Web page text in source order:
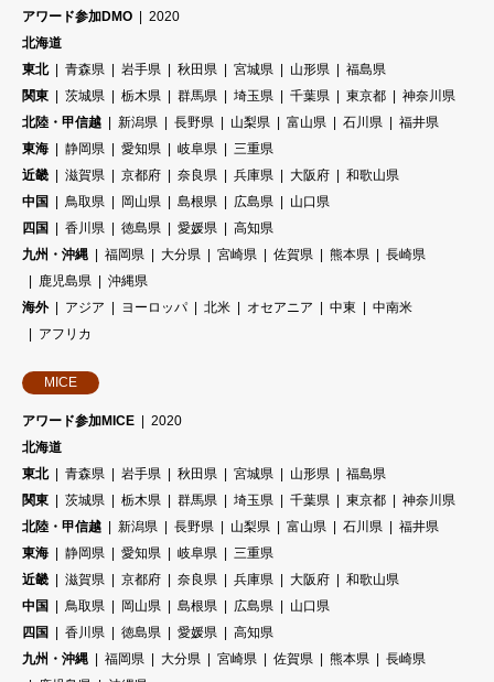
アワード参加DMO
2020
北海道
東北
青森県 岩手県 秋田県 宮城県 山形県
福島県
関東
茨城県 栃木県 群馬県 埼玉県 千葉県 東京都
神奈川県
北陸・甲信越
新潟県 長野県 山梨県 富山県 石川県
福井県
東海
静岡県 愛知県 岐阜県
三重県
近畿
滋賀県 京都府 奈良県 兵庫県 大阪府
和歌山県
中国
鳥取県 岡山県 島根県 広島県
山口県
四国
香川県 徳島県 愛媛県
高知県
九州・沖縄
福岡県 大分県 宮崎県 佐賀県 熊本県
長崎県
鹿児島県
沖縄県
海外
アジア ヨーロッパ 北米 オセアニア 中東
中南米
アフリカ
MICE
アワード参加MICE
2020
北海道
東北
青森県 岩手県 秋田県 宮城県 山形県
福島県
関東
茨城県 栃木県 群馬県 埼玉県 千葉県 東京都
神奈川県
北陸・甲信越
新潟県 長野県 山梨県 富山県 石川県
福井県
東海
静岡県 愛知県 岐阜県
三重県
近畿
滋賀県 京都府 奈良県 兵庫県 大阪府
和歌山県
中国
鳥取県 岡山県 島根県 広島県
山口県
四国
香川県 徳島県 愛媛県
高知県
九州・沖縄
福岡県 大分県 宮崎県 佐賀県 熊本県
長崎県